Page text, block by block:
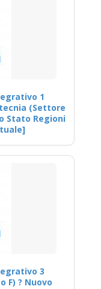
1
(Settore
Stato Regioni
3
F) ? Nuovo